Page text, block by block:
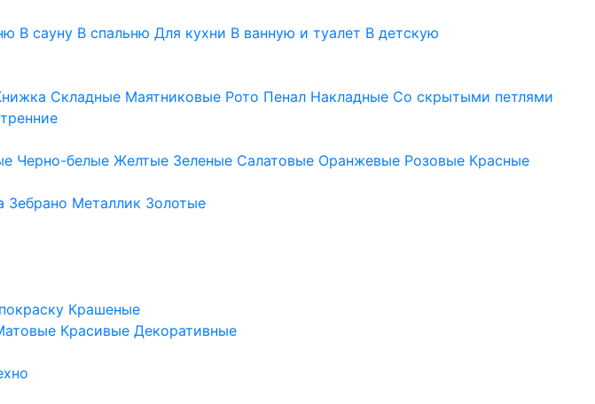
В сауну В спальню Для кухни В ванную и туалет В детскую
Складные Маятниковые Рото Пенал Накладные Со скрытыми петлями
Черно-белые Желтые Зеленые Салатовые Оранжевые Розовые Красные
Зебрано Металлик Золотые
Крашеные
Красивые Декоративные